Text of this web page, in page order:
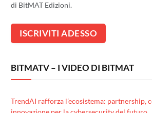
di BitMAT Edizioni.
BITMATV – I VIDEO DI BITMAT
TrendAI rafforza l’ecosistema: partnership,